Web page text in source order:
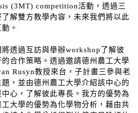
(3MT) competition活動，透過三
解雙方教學內容，未來我們將以此
。
透過互訪與舉辦workshop了解彼
合作策略。透過邀請德州農工大學
Rusyn教授來台，子計畫三參與老
，並由德州農工大學介紹該中心的
心，了解彼此專長。我方的優勢為
大學的優勢為化學物分析，藉由共